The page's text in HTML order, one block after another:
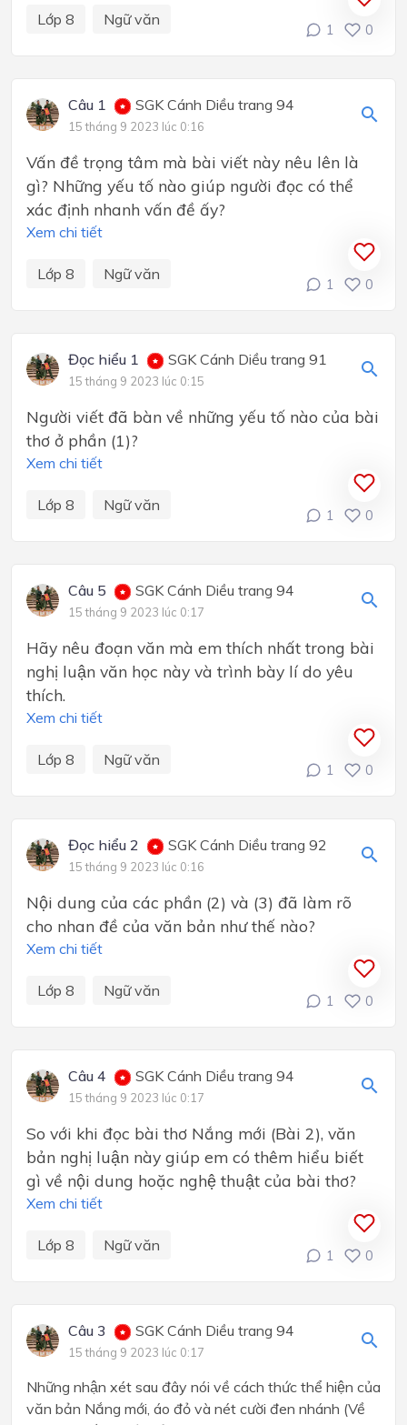
Lớp 8 Ngữ văn
1 0
Câu 1 SGK Cánh Diều trang 94
15 tháng 9 2023 lúc 0:16
Vấn đề trọng tâm mà bài viết này nêu lên là
gì? Những yếu tố nào giúp người đọc có thể
xác định nhanh vấn đề ấy?
Xem chi tiết
Lớp 8 Ngữ văn
1 0
Đọc hiểu 1 SGK Cánh Diều trang 91
15 tháng 9 2023 lúc 0:15
Người viết đã bàn về những yếu tố nào của bài
thơ ở phần (1)?
Xem chi tiết
Lớp 8 Ngữ văn
1 0
Câu 5 SGK Cánh Diều trang 94
15 tháng 9 2023 lúc 0:17
Hãy nêu đoạn văn mà em thích nhất trong bài
nghị luận văn học này và trình bày lí do yêu
thích.
Xem chi tiết
Lớp 8 Ngữ văn
1 0
Đọc hiểu 2 SGK Cánh Diều trang 92
15 tháng 9 2023 lúc 0:16
Nội dung của các phần (2) và (3) đã làm rõ
cho nhan đề của văn bản như thế nào?
Xem chi tiết
Lớp 8 Ngữ văn
1 0
Câu 4 SGK Cánh Diều trang 94
15 tháng 9 2023 lúc 0:17
So với khi đọc bài thơ Nắng mới (Bài 2), văn
bản nghị luận này giúp em có thêm hiểu biết
gì về nội dung hoặc nghệ thuật của bài thơ?
Xem chi tiết
Lớp 8 Ngữ văn
1 0
Câu 3 SGK Cánh Diều trang 94
15 tháng 9 2023 lúc 0:17
Những nhận xét sau đây nói về cách thức thể hiện của
văn bản Nắng mới, áo đỏ và nét cười đen nhánh (Về